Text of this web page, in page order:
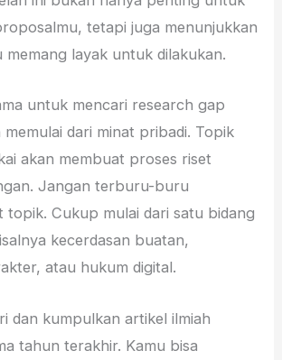
tetapi juga menunjukkan
memang layak untuk dilakukan.
untuk mencari research gap
memulai dari minat pribadi. Topik
akan membuat proses riset
Jangan terburu-buru
topik. Cukup mulai dari satu bidang
kecerdasan buatan,
atau hukum digital.
dan kumpulkan artikel ilmiah
tahun terakhir. Kamu bisa